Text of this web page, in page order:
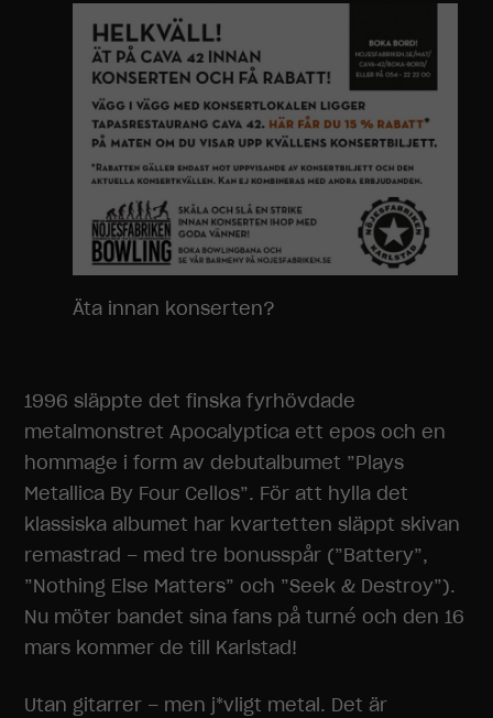
Äta innan konserten?
1996 släppte det finska fyrhövdade
metalmonstret Apocalyptica ett epos och en
hommage i form av debutalbumet ”Plays
Metallica By Four Cellos”. För att hylla det
klassiska albumet har kvartetten släppt skivan
remastrad – med tre bonusspår (”Battery”,
”Nothing Else Matters” och ”Seek & Destroy”).
Nu möter bandet sina fans på turné och den 16
mars kommer de till Karlstad!
Utan gitarrer – men j*vligt metal. Det är